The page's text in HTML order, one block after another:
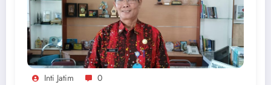
Inti Jatim 0